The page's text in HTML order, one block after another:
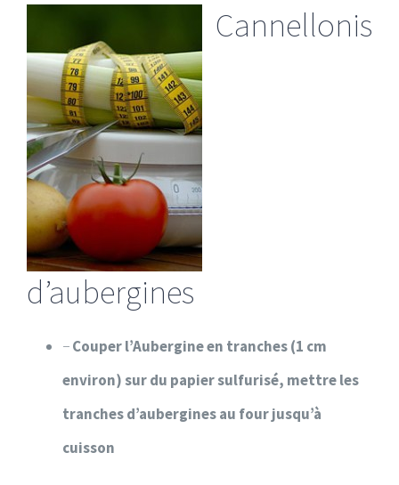
Cannellonis
d’aubergines
−Couper l’Aubergine en tranches (1 cm
environ)sur du papier sulfurisé, mettre les
tranches d’aubergines au four jusqu’à
cuisson